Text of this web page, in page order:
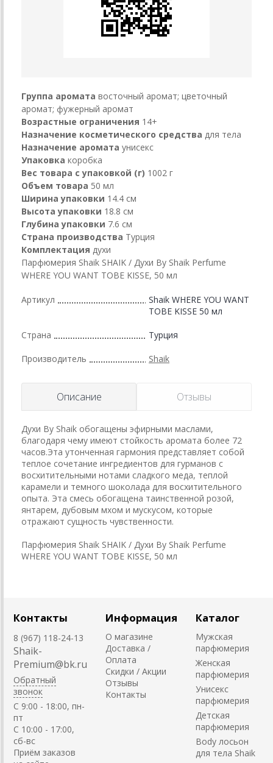
Группа аромата восточный аромат; цветочный
аромат; фужерный аромат
Возрастные ограничения 14+
Назначение косметического средства для тела
Назначение аромата унисекс
Упаковка коробка
Вес товара с упаковкой (г) 1002 г
Объем товара 50 мл
Ширина упаковки 14.4 см
Высота упаковки 18.8 см
Глубина упаковки 7.6 см
Страна производства Турция
Комплектация духи
Парфюмерия Shaik SHAIK / Духи By Shaik Perfume
WHERE YOU WANT TOBE KISSE, 50 мл
Артикул
Shaik WHERE YOU WANT
TOBE KISSE 50 мл
Страна Турция
Производитель Shaik
Описание Отзывы
Духи By Shaik обогащены эфирными маслами,
благодаря чему имеют стойкость аромата более 72
часов.Эта утонченная гармония представляет собой
теплое сочетание ингредиентов для гурманов с
восхитительными нотами сладкого меда, теплой
карамели и темного шоколада для восхитительного
опыта. Эта смесь обогащена таинственной розой,
янтарем, дубовым мхом и мускусом, которые
отражают сущность чувственности.
Парфюмерия Shaik SHAIK / Духи By Shaik Perfume
WHERE YOU WANT TOBE KISSE, 50 мл
Контакты
8 (967) 118-24-13
Shaik-
Premium@bk.ru
Обратный
звонок
C 9:00 - 18:00, пн-
пт
С 10:00 - 17:00,
сб-вс
Приём заказов
Информация
О магазине
Доставка /
Оплата
Скидки / Акции
Отзывы
Контакты
Каталог
Мужская
парфюмерия
Женская
парфюмерия
Унисекс
парфюмерия
Детская
парфюмерия
Body лосьон
для тела Shaik